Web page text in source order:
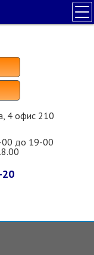
4 офис 210
00 до 19-00